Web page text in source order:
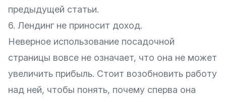
предыдущей статьи.
6. Лендинг не приносит доход.
Неверное использование посадочной
страницы вовсе не означает, что она не может
увеличить прибыль. Стоит возобновить работу
над ней, чтобы понять, почему сперва она